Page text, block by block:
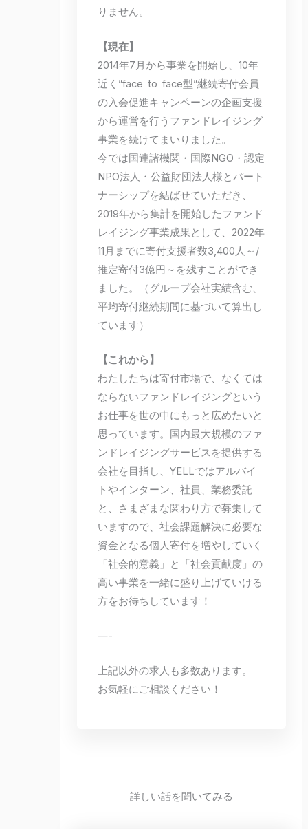
りません。
【現在】
2014年7月から事業を開始し、10年
近く”face to face型”継続寄付会員
の入会促進キャンペーンの企画支援
から運営を行うファンドレイジング
事業を続けてまいりました。
今では国連諸機関・国際NGO・認定
NPO法人・公益財団法人様とパート
ナーシップを結ばせていただき、
2019年から集計を開始したファンド
レイジング事業成果として、2022年
11月までに寄付支援者数3,400人～/
推定寄付3億円～を残すことができ
ました。（グループ会社実績含む、
平均寄付継続期間に基づいて算出し
ています）
【これから】
わたしたちは寄付市場で、なくては
ならないファンドレイジングという
お仕事を世の中にもっと広めたいと
思っています。国内最大規模のファ
ンドレイジングサービスを提供する
会社を目指し、YELLではアルバイ
トやインターン、社員、業務委託
と、さまざまな関わり方で募集して
いますので、社会課題解決に必要な
資金となる個人寄付を増やしていく
「社会的意義」と「社会貢献度」の
高い事業を一緒に盛り上げていける
方をお待ちしています！
—-
上記以外の求人も多数あります。
お気軽にご相談ください！
詳しい話を聞いてみる